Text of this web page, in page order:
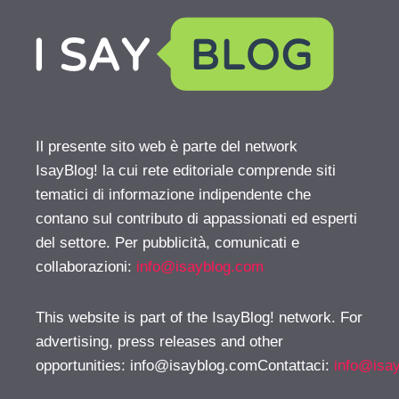
Il presente sito web è parte del network
IsayBlog! la cui rete editoriale comprende siti
tematici di informazione indipendente che
contano sul contributo di appassionati ed esperti
del settore. Per pubblicità, comunicati e
collaborazioni: info@isayblog.com
This website is part of the IsayBlog! network. For
advertising, press releases and other
opportunities: info@isayblog.comContattaci: